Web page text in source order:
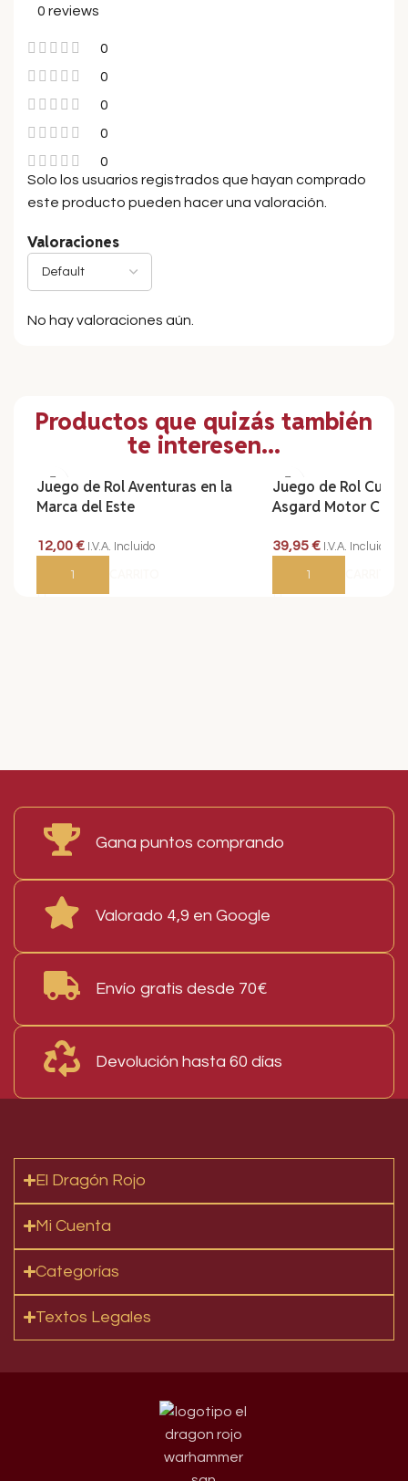
0 reviews
0
0
0
0
0
Valoraciones
No hay valoraciones aún.
Solo los usuarios registrados que hayan comprado
este producto pueden hacer una valoración.
Productos que quizás también
te interesen...
Juego de Rol Aventuras en la
Marca del Este
12,00€ I.V.A. Incluido
AÑADIR AL CARRITO
Juego de Rol
Asgard Motor Club
39,95€ I.V.A. Incluido
AÑADIR AL CARRITO
Gana puntos comprando
Valorado 4,9 en Google
Envío gratis desde 70€
Devolución hasta 60 días
El Dragón Rojo
Mi Cuenta
Categorías
Textos Legales